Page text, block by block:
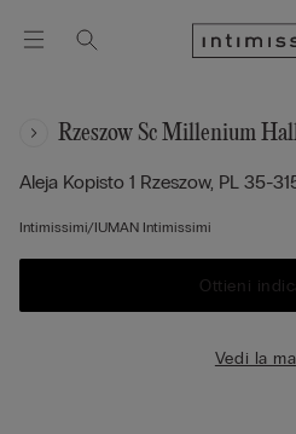
Rzeszow Sc Millenium
Aleja Kopisto 1 Rzeszow, PL 35-
Intimissimi/IUMAN Intimissimi
Ottieni
Vedi la